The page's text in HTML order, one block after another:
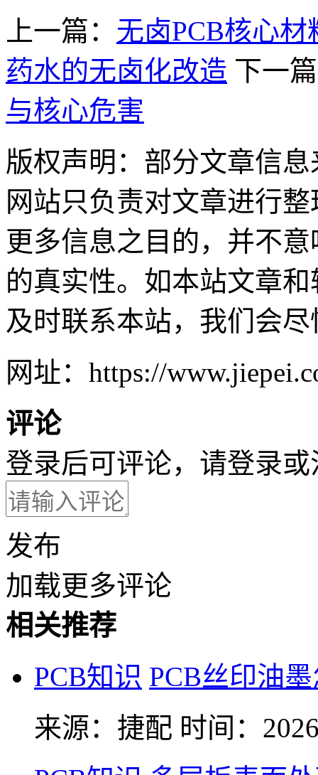
上一篇： 无卤PCB核心
药水的无卤化改造 下一
与核心危害
版权声明：部分文章信
网站只负责对文章进行
更多信息之目的，并不
的真实性。如本站文章
及时联系本站，我们会
网址：https://
评论
登录后可评论，请登录或
发布
加载更多评论
相关推荐
PCB知识 PCB丝印油
来源：捷配 时间：